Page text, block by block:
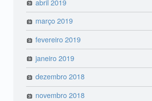
março 2019
fevereiro 2019
janeiro 2019
dezembro 2018
novembro 2018